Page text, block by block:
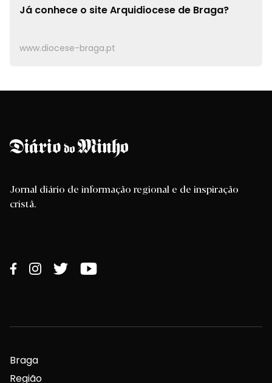
Já conhece o siteArquidiocese de Braga?
www.diocese-braga.pt
Jornal diário de informação regional e de inspiração
cristã.
Braga
Região